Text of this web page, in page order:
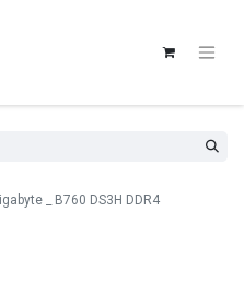
_ B760 DS3H DDR4